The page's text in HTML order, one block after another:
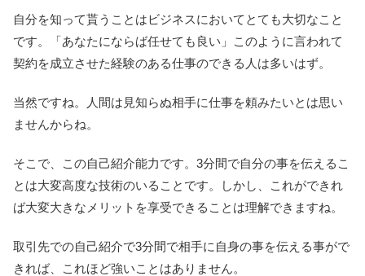
自分を知って貰うことはビジネスにおいてとても大切なこと
です。「あなたにならば任せても良い」このように言われて
契約を成立させた経験のある仕事のできる人は多いはず。
当然ですね。人間は見知らぬ相手に仕事を頼みたいとは思い
ませんからね。
そこで、この自己紹介能力です。3分間で自分の事を伝えるこ
とは大変高度な技術のいることです。しかし、これができれ
ば大変大きなメリットを享受できることは理解できますね。
取引先での自己紹介で3分間で相手に自身の事を伝える事がで
きれば、これほど強いことはありません。